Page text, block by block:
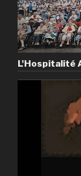
L'Hospitalité